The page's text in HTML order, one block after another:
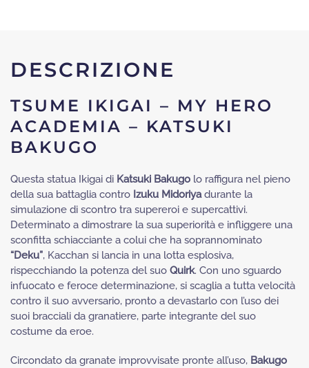
–
Bakugo
quantità
DESCRIZIONE
TSUME IKIGAI – MY HERO
ACADEMIA – KATSUKI
BAKUGO
Questa statua Ikigai di Katsuki Bakugo lo raffigura nel pieno
della sua battaglia contro Izuku Midoriyadurante la
simulazione di scontro tra supereroi e supercattivi.
Determinato a dimostrare la sua superiorità e infliggere una
sconfitta schiacciante a colui che ha soprannominato
“Deku”, Kacchan si lancia in una lotta esplosiva,
rispecchiando la potenza del suo Quirk. Con uno sguardo
infuocato e feroce determinazione, si scaglia a tutta velocità
contro il suo avversario, pronto a devastarlo con l’uso dei
suoi bracciali da granatiere, parte integrante del suo
costume da eroe.
Circondato da granate improvvisate pronte all’uso, Bakugo